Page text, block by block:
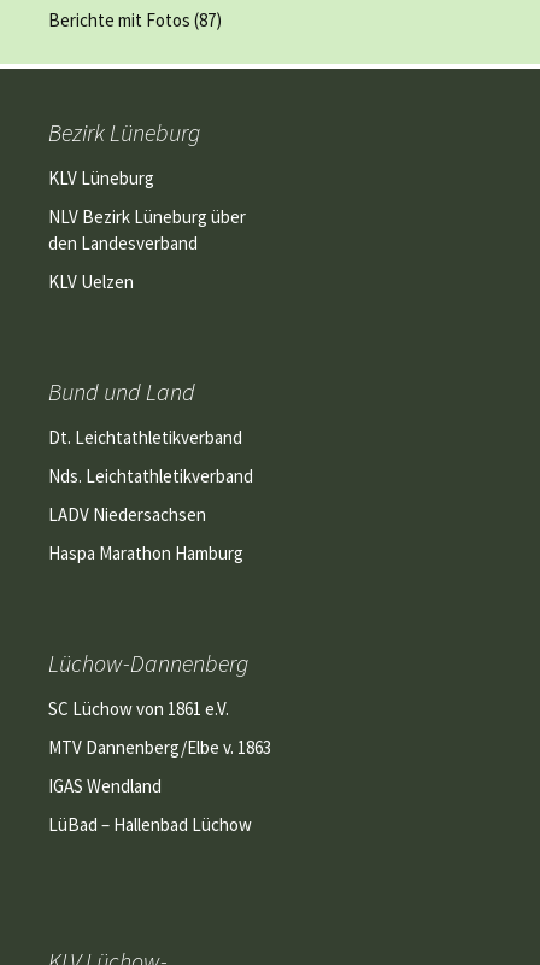
Berichte mit Fotos (87)
Bezirk Lüneburg
KLV Lüneburg
NLV Bezirk Lüneburg über
den Landesverband
KLV Uelzen
Bund und Land
Dt. Leichtathletikverband
Nds. Leichtathletikverband
LADV Niedersachsen
Haspa Marathon Hamburg
Lüchow-Dannenberg
SC Lüchow von 1861 e.V.
MTV Dannenberg/Elbe v. 1863
IGAS Wendland
LüBad – Hallenbad Lüchow